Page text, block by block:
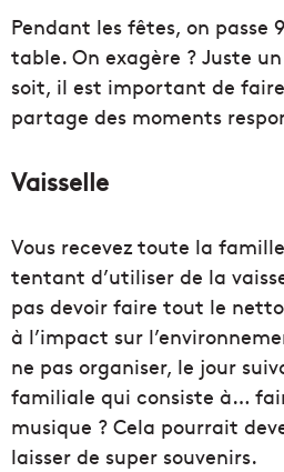
Pendant les fêtes, on passe
table. On exagère ? Juste
soit, il est important de
partage des moments
Vaisselle
Vous recevez toute la
tentant d’utiliser de la
pas devoir faire tout le
à l’impact sur
ne pas organiser, le jour
familiale qui consiste à…
musique ? Cela pourrait
laisser de super souvenirs.